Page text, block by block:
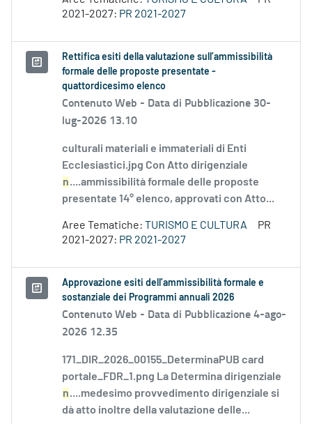
2021-2027: PR 2021-2027
Rettifica esiti della valutazione sull’ammissibilità
formale delle proposte presentate -
quattordicesimo elenco
Contenuto Web - Data di Pubblicazione 30-
lug-2026 13.10
culturali materiali e immateriali di Enti
Ecclesiastici.jpg Con Atto dirigenziale
n....ammissibilità formale delle proposte
presentate 14° elenco, approvati con Atto...
Aree Tematiche: TURISMO E CULTURA
PR
2021-2027: PR 2021-2027
Approvazione esiti dell’ammissibilità formale e
sostanziale dei Programmi annuali 2026
Contenuto Web - Data di Pubblicazione 4-ago-
2026 12.35
171_DIR_2026_00155_DeterminaPUB card
portale_FDR_1.png La Determina dirigenziale
n....medesimo provvedimento dirigenziale si
dà atto inoltre della valutazione delle...